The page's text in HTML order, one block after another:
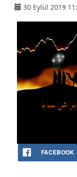
30 Eylül 2019
FACEBOOK